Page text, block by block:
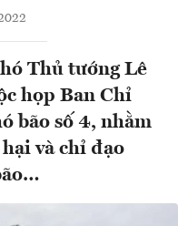
Thủ tướng Lê
họp Ban Chỉ
bão số 4, nhằm
và chỉ đạo